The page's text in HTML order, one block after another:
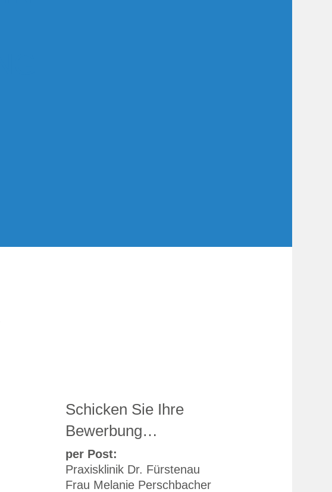
Schicken Sie Ihre
Bewerbung…
per Post:
Praxisklinik Dr. Fürstenau
Frau Melanie Perschbacher